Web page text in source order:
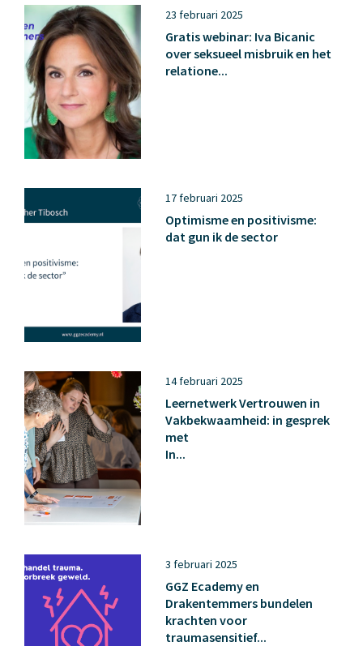
23 februari 2025
Gratis webinar: Iva Bicanic
over seksueel misbruik en het
relatione...
17 februari 2025
Optimisme en positivisme:
dat gun ik de sector
14 februari 2025
Leernetwerk Vertrouwen in
Vakbekwaamheid: in gesprek
met
In...
3 februari 2025
GGZ Ecademy en
Drakentemmers bundelen
krachten voor
traumasensitief...